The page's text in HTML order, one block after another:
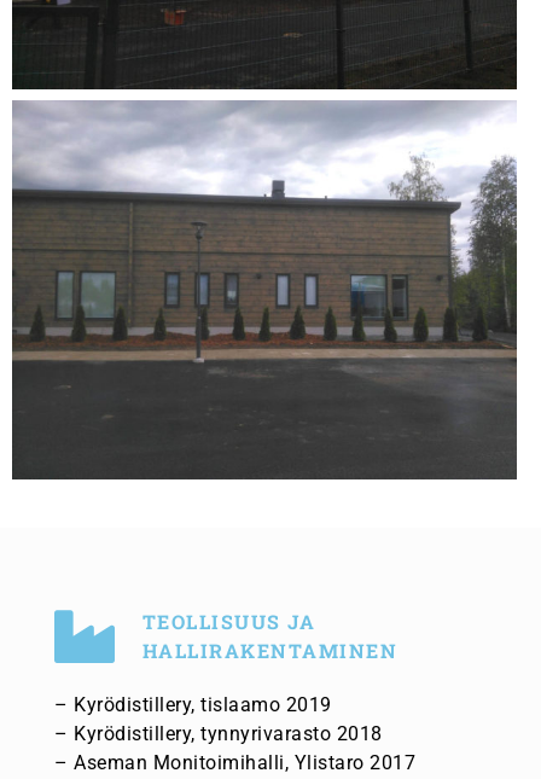
TEOLLISUUS JA
HALLIRAKENTAMINEN
– Kyrödistillery, tislaamo 2019
– Kyrödistillery, tynnyrivarasto 2018
– Aseman Monitoimihalli, Ylistaro 2017